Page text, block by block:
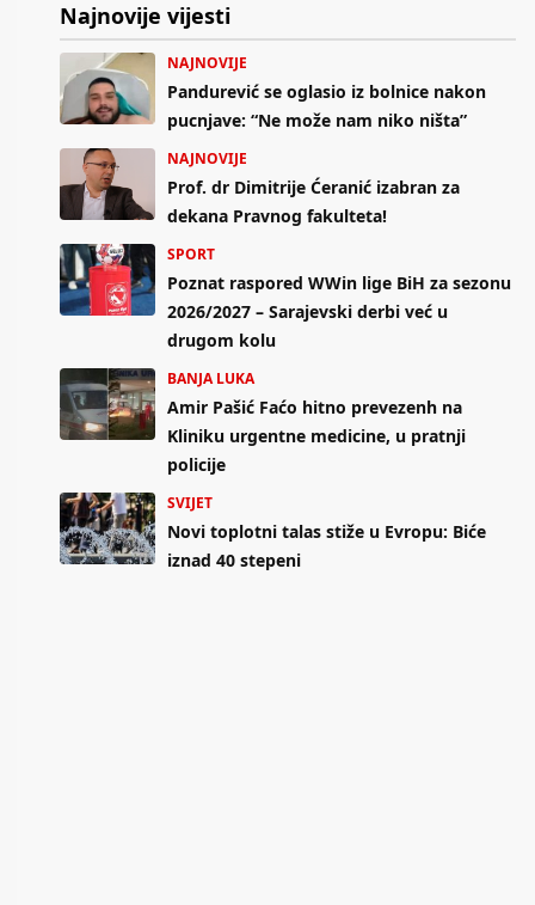
Najnovije vijesti
NAJNOVIJE
Pandurević se oglasio iz bolnice nakon
pucnjave: “Ne može nam niko ništa”
NAJNOVIJE
Prof. dr Dimitrije Ćeranić izabran za
dekana Pravnog fakulteta!
SPORT
Poznat raspored WWin lige BiH za sezonu
2026/2027 – Sarajevski derbi već u
drugom kolu
BANJA LUKA
Amir Pašić Faćo hitno prevezenh na
Kliniku urgentne medicine, u pratnji
policije
SVIJET
Novi toplotni talas stiže u Evropu: Biće
iznad 40 stepeni